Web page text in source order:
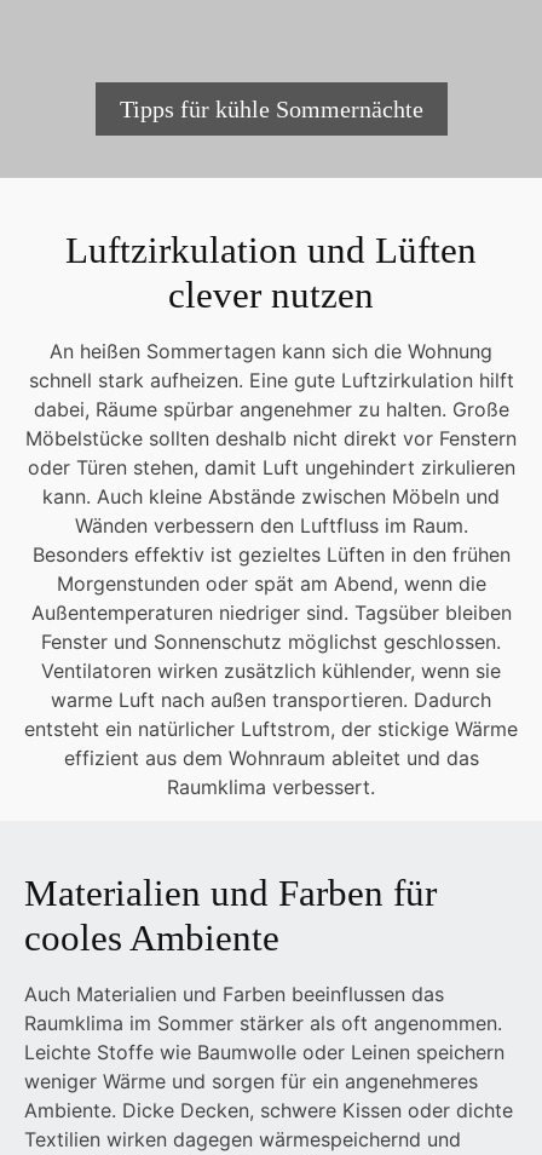
Tipps für kühle Sommernächte
Luftzirkulation und Lüften
clever nutzen
An heißen Sommertagen kann sich die Wohnung
schnell stark aufheizen. Eine gute Luftzirkulation hilft
dabei, Räume spürbar angenehmer zu halten. Große
Möbelstücke sollten deshalb nicht direkt vor Fenstern
oder Türen stehen, damit Luft ungehindert zirkulieren
kann. Auch kleine Abstände zwischen Möbeln und
Wänden verbessern den Luftfluss im Raum.
Besonders effektiv ist gezieltes Lüften in den frühen
Morgenstunden oder spät am Abend, wenn die
Außentemperaturen niedriger sind. Tagsüber bleiben
Fenster und Sonnenschutz möglichst geschlossen.
Ventilatoren wirken zusätzlich kühlender, wenn sie
warme Luft nach außen transportieren. Dadurch
entsteht ein natürlicher Luftstrom, der stickige Wärme
effizient aus dem Wohnraum ableitet und das
Raumklima verbessert.
Materialien und Farben für
cooles Ambiente
Auch Materialien und Farben beeinflussen das
Raumklima im Sommer stärker als oft angenommen.
Leichte Stoffe wie Baumwolle oder Leinen speichern
weniger Wärme und sorgen für ein angenehmeres
Ambiente. Dicke Decken, schwere Kissen oder dichte
Textilien wirken dagegen wärmespeichernd und